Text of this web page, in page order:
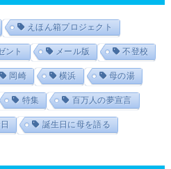
えほん箱プロジェクト
ント メール版 不登校
岡崎 横浜 母の湯
特集 百万人の夢宣言
誕生日に母を語る